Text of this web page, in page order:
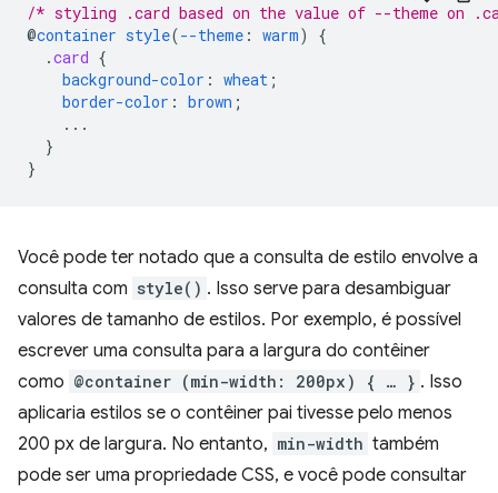
/* styling .card based on the value of --theme on
@container style(--theme : warm)
{
.card {
background-color : wheat ;
border-color : brown ;
...
}
}
Você pode ter notado que a consulta de estilo envolve a
consulta com style() . Isso serve para desambiguar
valores de tamanho de estilos. Por exemplo, é possível
escrever uma consulta para a largura do contêiner
como @container (min-width: 200px) { … } . Isso
aplicaria estilos se o contêiner pai tivesse pelo menos
200 px de largura. No entanto, min-width também
pode ser uma propriedade CSS, e você pode consultar